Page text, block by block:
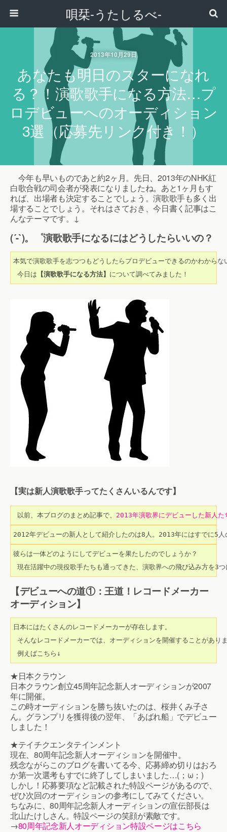
唄栞-うたしるべ-
2013年10月29日
あなたも明日のスターになれ
る？！演歌歌手になる方法…プ
ロデビューへのオーディション
3選（応募先リンク付き！）
今年も早いものであと約2ヶ月。先日、2013年のNHK紅
白歌合戦の司会者が発表になりましたね。あと1ヶ月もす
れば、出場者も決定することでしょう。演歌歌手も多く出
場することでしょう。それはさておき、今日書く記事はこ
んなテーマです。↓
(´-`)。゜演歌歌手になるにはどうしたらいいの？
本気で演歌歌手を志つつもどうしたらプロデビューできるのかわからな
今日は 【演歌歌手になる方法】 について調べてみました！
【実は新人演歌歌手ってたくさんいるんです】
以前、本ブログのまとめ記事で、 2013年演歌界にデビューした新人
2012年デビューの新人として紹介したのは8人。2013年にはすでに5人
彼らは一体どのようにしてデビューを果たしたのでしょうか？
現在活躍中の現役歌手たちも通ってきた、演歌界への飛び込み方を3
【デビューへの道①：王道！レコードメーカー
オーディション】
日本にはたくさんのレコードメーカーが存在します。
そんなレコードメーカーでは、オーディションを開催することがあり
例えばこちら↓
★日本クラウン
日本クラウン創立45周年記念新人オーディションが2007
年に開催。
この時オーディションを勝ち抜いたのは、桜井くみ子さ
ん。グランプリを獲得後の翌年、「あばれ船」でデビュー
しました！
★テイチクエンタテインメント
現在、80周年記念新人オーディションを開催中。
残念ながらこのブログを書いてる今、応募締め切りはおろ
か第一次選考もすでに終了してしまいました…(；ω；)
しかし！応募要項など記載された特設ページがあるので、
ぜひ次回のオーディションの参考にしてみてください。
ちなみに、80周年記念新人オーディションの宣伝部長は
北山たけしさん。特設ページの笑顔が素敵です。
→80周年記念新人オーディション特設ページはこちら